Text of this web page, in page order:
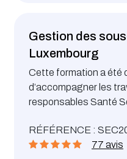
Gestion des
Luxembourg
Cette formation a été
d’accompagner les
responsables Santé
autres managers, à
matière de santé et
RÉFÉRENCE :
77 avis